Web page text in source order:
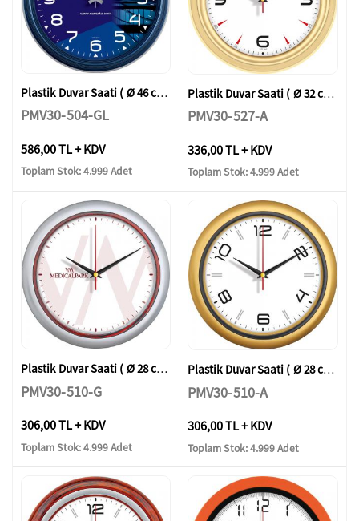
Plastik Duvar Saati ( Ø 46 cm )
PMV30-504-GL
586,00 TL + KDV
Toplam Stok: 4.999 Adet
Plastik Duvar Saati ( Ø 32 cm )
PMV30-527-A
336,00 TL + KDV
Toplam Stok: 4.999 Adet
Plastik Duvar Saati ( Ø 28 cm )
PMV30-510-G
306,00 TL + KDV
Toplam Stok: 4.999 Adet
Plastik Duvar Saati ( Ø 28 cm )
PMV30-510-A
306,00 TL + KDV
Toplam Stok: 4.999 Adet